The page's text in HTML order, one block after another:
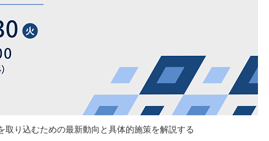
取り込むための最新動向と具体的施策を解説する